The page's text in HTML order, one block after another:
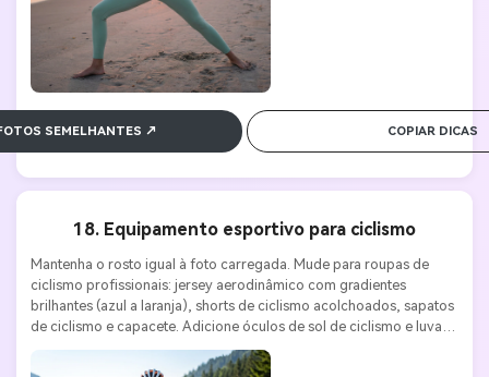
SEMELHANTES ↗ COPIAR DICAS
18. Equipamento esportivo para ciclismo
Mantenha o rosto igual à foto carregada. Mude para roupas de
ciclismo profissionais: jersey aerodinâmico com gradientes
brilhantes (azul a laranja), shorts de ciclismo acolchoados, sapatos
de ciclismo e capacete. Adicione óculos de sol de ciclismo e luvas.
Segure ou fique ao lado de uma bicicleta de estrada de alta
qualidade. O fundo é uma estrada de montanha cênica, com